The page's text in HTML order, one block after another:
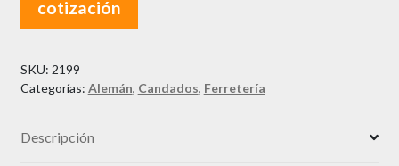
cotización
SKU: 2199
Categorías: Alemán, Candados, Ferretería
Descripción